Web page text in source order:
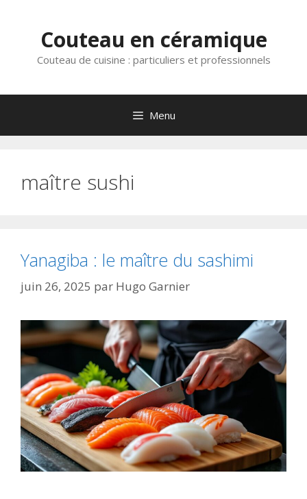
contenuCouteau en céramique
Couteau de cuisine : particuliers et professionnels
Menu
maître sushi
Yanagiba : le maître du sashimi
juin 26, 2025 par Hugo Garnier